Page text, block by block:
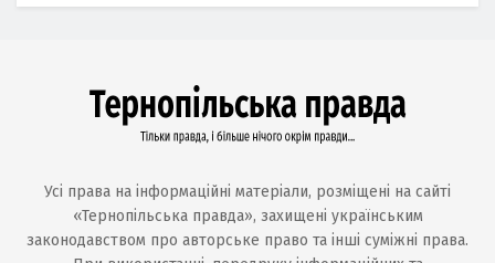
Усі права на інформаційні матеріали, розміщені на сайті
«Тернопільська правда», захищені українським
законодавством про авторське право та інші суміжні права.